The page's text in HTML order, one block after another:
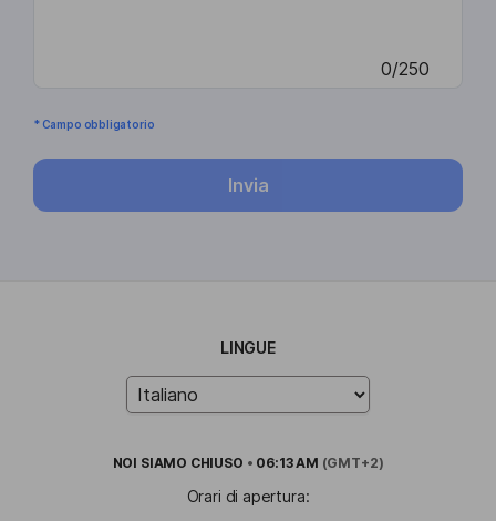
0/250
* Campo obbligatorio
Invia
LINGUE
NOI SIAMO CHIUSO • 06:13 AM (GMT+2)
Orari di apertura: